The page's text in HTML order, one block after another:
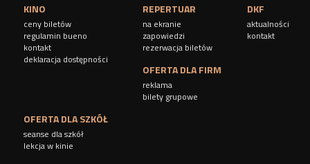
KINO
ceny biletów
regulamin bueno
kontakt
deklaracja dostępności
REPERTUAR
na ekranie
zapowiedzi
rezerwacja biletów
DKF
aktualności
kontakt
OFERTA DLA FIRM
reklama
bilety grupowe
OFERTA DLA SZKÓŁ
seanse dla szkół
lekcja w kinie